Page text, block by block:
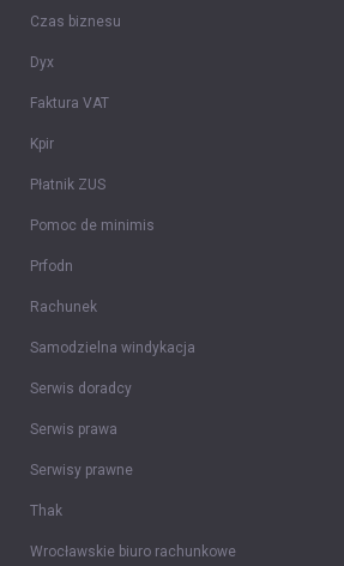
Czas biznesu
Dyx
Faktura VAT
Kpir
Płatnik ZUS
Pomoc de minimis
Prfodn
Rachunek
Samodzielna windykacja
Serwis doradcy
Serwis prawa
Serwisy prawne
Thak
Wrocławskie biuro rachunkowe